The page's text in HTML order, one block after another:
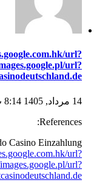
url?
url?
14 مرداد, 1405 8:14 ب.ظ
References:
Casino Einzahlung
url?
url?